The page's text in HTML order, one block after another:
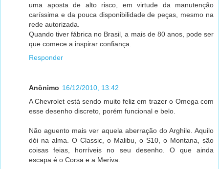
uma aposta de alto risco, em virtude da manutenção
caríssima e da pouca disponibilidade de peças, mesmo na
rede autorizada.
Quando tiver fábrica no Brasil, a mais de 80 anos, pode ser
que comece a inspirar confiança.
Responder
Anônimo 16/12/2010, 13:42
A Chevrolet está sendo muito feliz em trazer o Omega com
esse desenho discreto, porém funcional e belo.
Não aguento mais ver aquela aberração do Arghile. Aquilo
dói na alma. O Classic, o Malibu, o S10, o Montana, são
coisas feias, horríveis no seu desenho. O que ainda
escapa é o Corsa e a Meriva.